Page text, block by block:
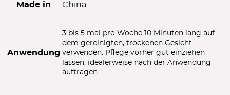
Made in China
Anwendung
3 bis 5 mal pro Woche 10 Minuten lang auf
dem gereinigten, trockenen Gesicht
verwenden. Pflege vorher gut einziehen
lassen; idealerweise nach der Anwendung
auftragen.